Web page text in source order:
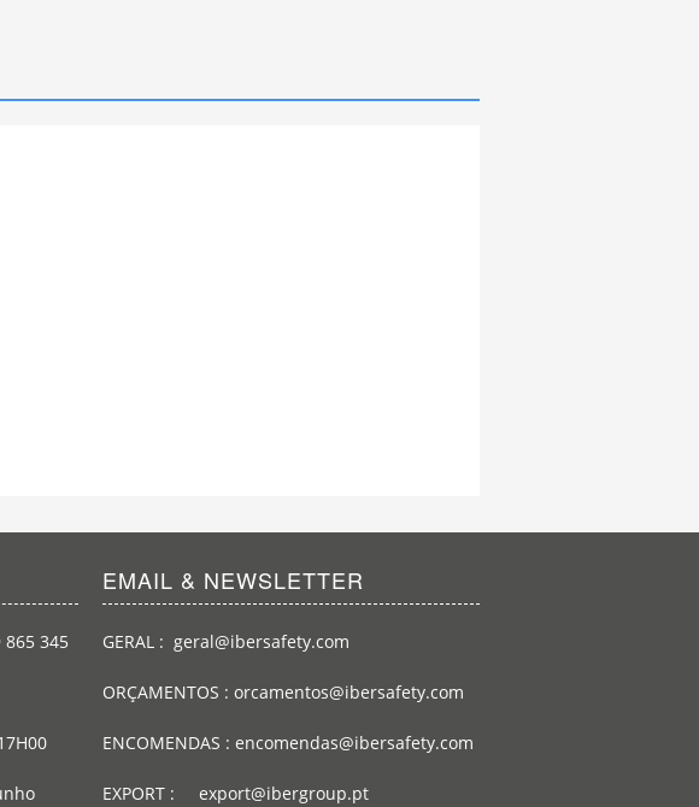
345
EMAIL & NEWSLETTER
GERAL : geral@ibersafety.com
ORÇAMENTOS : orcamentos@ibersafety.com
ENCOMENDAS : encomendas@ibersafety.com
EXPORT : export@ibergroup.pt